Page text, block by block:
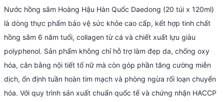
Nước hồng sâm Hoàng Hậu Hàn Quốc Daedong (20 túi x 120ml)
là dòng thực phẩm bảo vệ sức khỏe cao cấp, kết hợp tinh chất
hồng sâm 6 năm tuổi, collagen từ cá và chiết xuất lựu giàu
polyphenol. Sản phẩm không chỉ hỗ trợ làm đẹp da, chống oxy
hóa, cân bằng nội tiết tố nữ mà còn góp phần tăng cường miễn
dịch, ổn định tuần hoàn tim mạch và phòng ngừa rối loạn chuyển
hóa. Với quy trình sản xuất chuẩn quốc tế và chứng nhận HACCP